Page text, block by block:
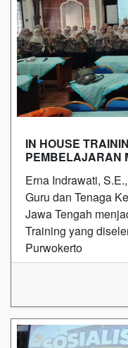
IN HOUSE
PEMBELAJARAN
Erna Indrawati,
Guru dan Tenaga
Jawa Tengah
Training yang
Purwokerto